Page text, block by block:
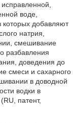
воде,
которых добавляют
натрия,
смешивание
разбавления
доведения до
смеси и сахарного
в доводной
водки в
патент,